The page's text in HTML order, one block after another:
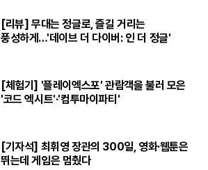
[리뷰] 무대는 정글로, 즐길 거리는
풍성하게…'데이브 더 다이버: 인 더 정글'
[체험기] '플레이엑스포' 관람객을 불러 모은
'코드 엑시트'·'컴투마이파티'
[기자석] 최휘영 장관의 300일, 영화·웹툰은
뛰는데 게임은 멈췄다